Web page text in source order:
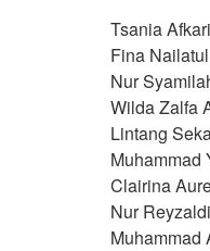
Tsania
Fina
Nur
Wilda Zalfa
Lintang
Muhammad
Clairina
Nur
Muhammad